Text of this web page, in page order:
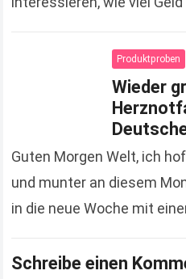
Unsummen, die…Read more
Produktproben
Wieder
Guten Morgen Welt, ich
und munter an diesem
in die neue Woche mit
Schreibe einen